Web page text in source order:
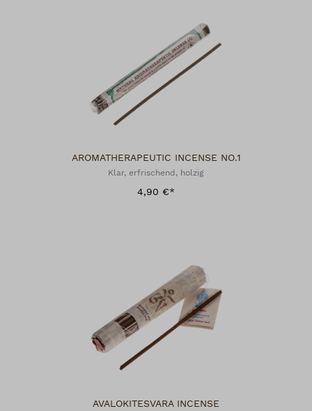
AROMATHERAPEUTIC INCENSE NO.1
Klar, erfrischend, holzig
4,90 €*
AVALOKITESVARA INCENSE